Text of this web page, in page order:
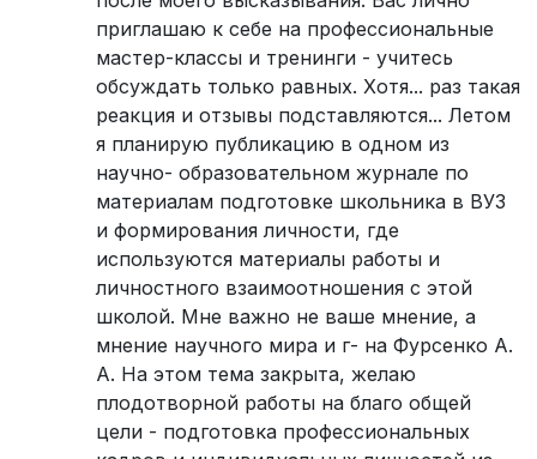
приглашаю к себе на профессиональные
мастер-классы и тренинги - учитесь
обсуждать только равных. Хотя... раз такая
реакция и отзывы подставляются... Летом
я планирую публикацию в одном из
научно- образовательном журнале по
материалам подготовке школьника в ВУЗ
и формирования личности, где
используются материалы работы и
личностного взаимоотношения с этой
школой. Мне важно не ваше мнение, а
мнение научного мира и г- на Фурсенко А.
А. На этом тема закрыта, желаю
плодотворной работы на благо общей
цели - подготовка профессиональных